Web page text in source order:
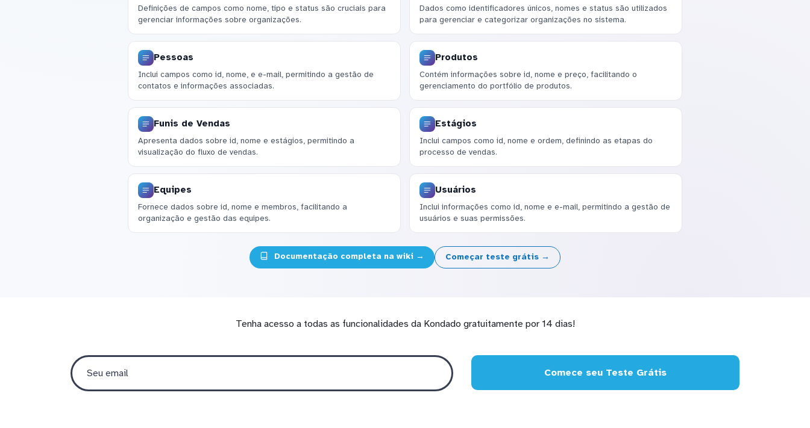
Definições de campos como nome, tipo e status são cruciais para
gerenciar informações sobre organizações.
Dados como identificadores únicos, nomes e status são utilizados
para gerenciar e categorizar organizações no sistema.
Pessoas
Inclui campos como id, nome, e e-mail, permitindo a gestão de
contatos e informações associadas.
Produtos
Contém informações sobre id, nome e preço, facilitando o
gerenciamento do portfólio de produtos.
Funis de Vendas
Apresenta dados sobre id, nome e estágios, permitindo a
visualização do fluxo de vendas.
Estágios
Inclui campos como id, nome e ordem, definindo as etapas do
processo de vendas.
Equipes
Fornece dados sobre id, nome e membros, facilitando a
organização e gestão das equipes.
Usuários
Inclui informações como id, nome e e-mail, permitindo a gestão de
usuários e suas permissões.
Documentação completa na wiki → Começar teste grátis →
Tenha acesso a todas as funcionalidades da Kondado gratuitamente por 14 dias!
Comece seu Teste Grátis